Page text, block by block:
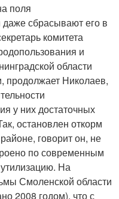
поля
сбрасывают его в
комитета
и
области
продолжает Николаев,
у них достаточных
остановлен откорм
говорит он, не
по современным
На
Смоленской области
2008 годом), что с